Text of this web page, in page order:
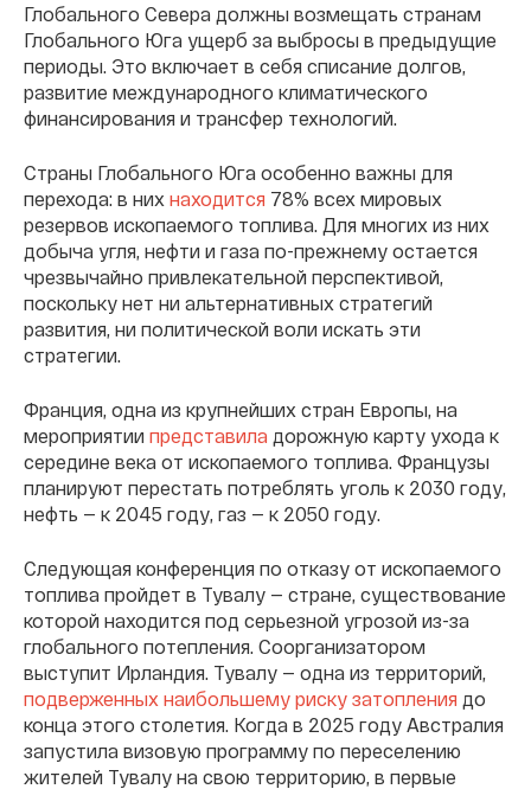
Глобального Севера должны возмещать странам
Глобального Юга ущерб за выбросы в предыдущие
периоды. Это включает в себя списание долгов,
развитие международного климатического
финансирования и трансфер технологий.
Страны Глобального Юга особенно важны для
перехода: в них находится 78% всех мировых
резервов ископаемого топлива. Для многих из них
добыча угля, нефти и газа по-прежнему остается
чрезвычайно привлекательной перспективой,
поскольку нет ни альтернативных стратегий
развития, ни политической воли искать эти
стратегии.
Франция, одна из крупнейших стран Европы, на
мероприятии представила дорожную карту ухода к
середине века от ископаемого топлива. Французы
планируют перестать потреблять уголь к 2030 году,
нефть — к 2045 году, газ — к 2050 году.
Следующая конференция по отказу от ископаемого
топлива пройдет в Тувалу — стране, существование
которой находится под серьезной угрозой из-за
глобального потепления. Соорганизатором
выступит Ирландия. Тувалу — одна из территорий,
подверженных наибольшему риску затопления до
конца этого столетия. Когда в 2025 году Австралия
запустила визовую программу по переселению
жителей Тувалу на свою территорию, в первые